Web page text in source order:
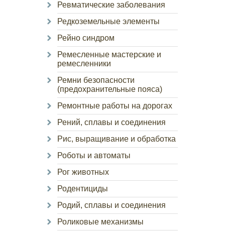
Ревматические заболевания
Редкоземельные элементы
Рейно синдром
Ремесленные мастерские и
ремесленники
Ремни безопасности
(предохранительные пояса)
Ремонтные работы на дорогах
Рений, сплавы и соединения
Рис, выращивание и обработка
Роботы и автоматы
Рог животных
Родентициды
Родий, сплавы и соединения
Роликовые механизмы